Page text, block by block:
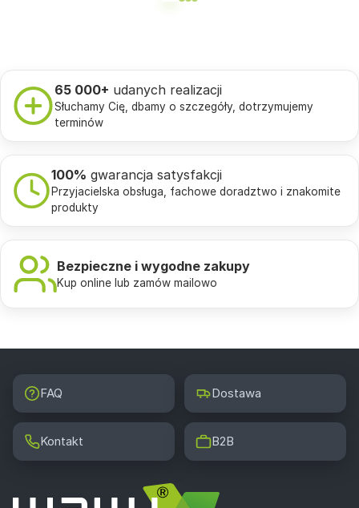
65 000+ udanych realizacji
Słuchamy Cię, dbamy o szczegóły, dotrzymujemy
terminów
100% gwarancja satysfakcji
Przyjacielska obsługa, fachowe doradztwo i znakomite
produkty
Bezpieczne i wygodne zakupy
Kup online lub zamów mailowo
FAQ Dostawa
Kontakt B2B